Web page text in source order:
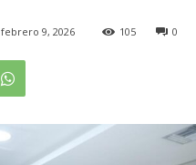
febrero 9, 2026 0
105